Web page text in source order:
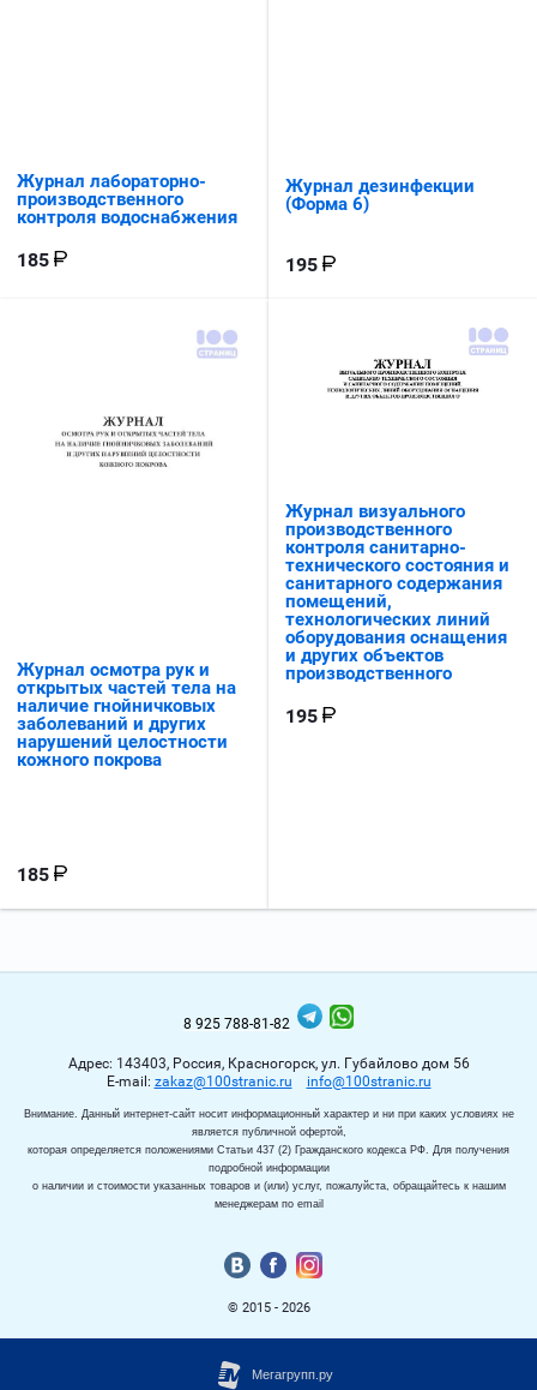
Журнал лабораторно-
производственного
контроля водоснабжения
185
Журнал дезинфекции
(Форма 6)
195
Журнал осмотра рук и
открытых частей тела на
наличие гнойничковых
заболеваний и других
нарушений целостности
кожного покрова
185
Журнал визуального
производственного
контроля санитарно-
технического состояния и
санитарного содержания
помещений,
технологических линий
оборудования оснащения
и других объектов
производственного
195
8 925 788-81-82
Адрес: 143403, Россия, Красногорск, ул. Губайлово дом 56
Е-mail: zakaz@100stranic.ru info@100stranic.ru
Внимание. Данный интернет-сайт носит информационный характер и ни при каких условиях не
является публичной офертой,
которая определяется положениями Статьи 437 (2) Гражданского кодекса РФ. Для получения
подробной информации
о наличии и стоимости указанных товаров и (или) услуг, пожалуйста, обращайтесь к нашим
менеджерам по email
© 2015 - 2026